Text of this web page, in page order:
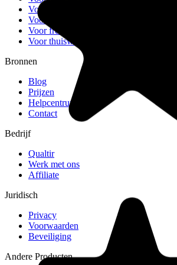
Voor teams
Voor kleine bedrijven
Voor freelancers
Voor thuiswerkers
Bronnen
Blog
Prijzen
Helpcentrum
Contact
Bedrijf
Qualtir
Werk met ons
Affiliate
Juridisch
Privacy
Voorwaarden
Beveiliging
Andere Producten